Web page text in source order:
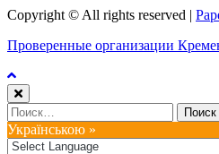
Copyright © All rights reserved |
Проверенные организации
Найти:
Українською »